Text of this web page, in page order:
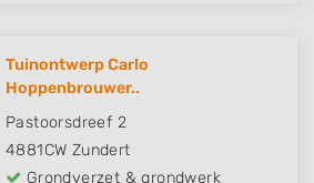
Tuinontwerp Carlo
Hoppenbrouwer..
Pastoorsdreef 2
4881CW Zundert
Grondverzet & grondwerk